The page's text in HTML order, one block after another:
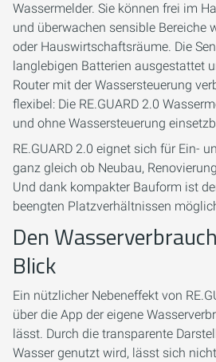
Wassermelder. Sie können frei im
und überwachen sensible Bereiche
oder Hauswirtschaftsräume. Die
langlebigen Batterien ausgestattet
Router mit der Wassersteuerung
flexibel: Die RE.GUARD 2.0
und ohne Wassersteuerung
RE.GUARD 2.0 eignet sich für Ein-
ganz gleich ob Neubau,
Und dank kompakter Bauform ist
beengten Platzverhältnissen
Den
Blick
Ein nützlicher Nebeneffekt von
über die App der eigene
lässt. Durch die transparente
Wasser genutzt wird, lässt sich